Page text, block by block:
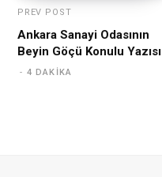
PREV POST
Ankara Sanayi Odasının
Beyin Göçü Konulu Yazısı
4 DAKIKA